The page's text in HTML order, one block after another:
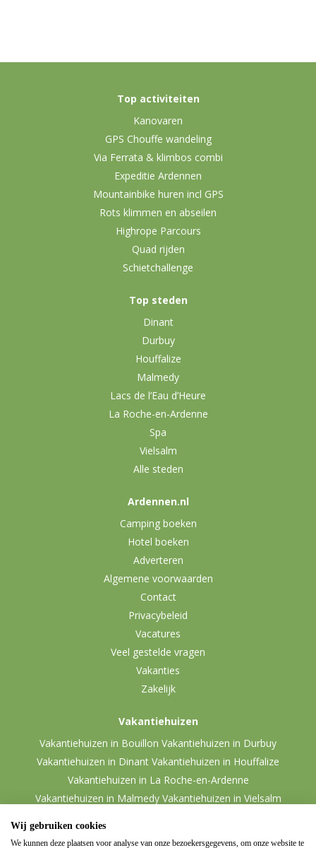
Top activiteiten
Kanovaren
GPS Chouffe wandeling
Via Ferrata & klimbos combi
Expeditie Ardennen
Mountainbike huren incl GPS
Rots klimmen en abseilen
Highrope Parcours
Quad rijden
Schietchallenge
Top steden
Dinant
Durbuy
Houffalize
Malmedy
Lacs de l’Eau d’Heure
La Roche-en-Ardenne
Spa
Vielsalm
Alle steden
Ardennen.nl
Camping boeken
Hotel boeken
Adverteren
Algemene voorwaarden
Contact
Privacybeleid
Vacatures
Veel gestelde vragen
Vakanties
Zakelijk
Vakantiehuizen
Vakantiehuizen in Bouillon Vakantiehuizen in Durbuy
Vakantiehuizen in Dinant Vakantiehuizen in Houffalize
Vakantiehuizen in La Roche-en-Ardenne
Vakantiehuizen in Malmedy Vakantiehuizen in Vielsalm
Wij gebruiken cookies
We kunnen deze plaatsen voor analyse van onze bezoekersgegevens, om onze website te